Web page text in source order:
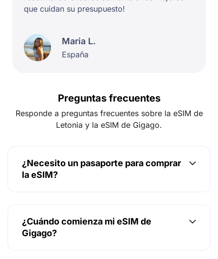
que cuidan su presupuesto!
Maria L.
España
Preguntas frecuentes
Responde a preguntas frecuentes sobre la eSIM de
Letonia y la eSIM de Gigago.
¿Necesito un pasaporte para comprar
la eSIM?
¿Cuándo comienza mi eSIM de
Gigago?